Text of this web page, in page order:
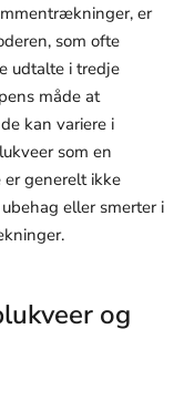
er
som ofte
udtalte i tredje
måde at
kan variere i
som en
er generelt ikke
eller smerter i
og